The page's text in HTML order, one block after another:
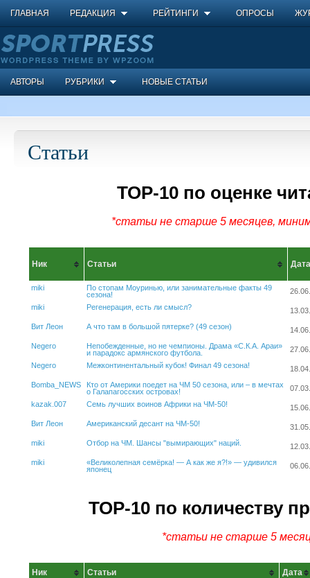
ГЛАВНАЯ РЕДАКЦИЯ РЕЙТИНГИ ОПРОСЫ
АВТОРЫ РУБРИКИ НОВЫЕ СТАТЬИ
Статьи
ТОР-10 по оценке
*статьи не старше 5 месяцев,
Ник Статьи Дата
miki
По стопам Моуринью, или занимательные факты 49
сезона!
miki
Регенерация, есть ли смысл?
Вит Леон
А что там в большой пятерке? (49 сезон)
Negero
Непобежденные, но не чемпионы. Драма «С.К.А. Араи»
и парадокс армянского футбола.
Negero
Межконтинентальный кубок! Финал 49 сезона!
Bomba_NEWS
Кто от Америки поедет на ЧМ 50 сезона, или – в мечтах
о Галапагосских островах!
kazak.007
Семь лучших воинов Африки на ЧМ-50!
Вит Леон
Американский десант на ЧМ-50!
miki
Отбор на ЧМ. Шансы "вымирающих" наций.
miki
«Великолепная семёрка! — А как же я?!» — удивился
японец
ТОР-10 по количеству
*статьи не старше 5
Ник Статьи Дата